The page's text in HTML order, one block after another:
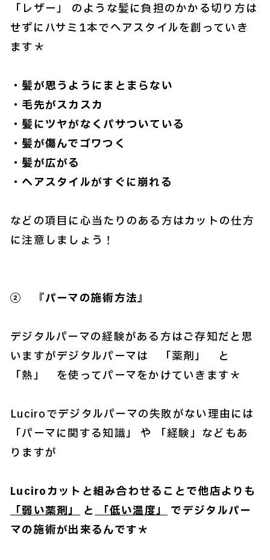
「レザー」 のような髪に負担のかかる切り方は
せずにハサミ1本でヘアスタイルを創っていき
ます＊
・髪が思うようにまとまらない
・毛先がスカスカ
・髪にツヤがなくパサついている
・髪が傷んでゴワつく
・髪が広がる
・ヘアスタイルがすぐに崩れる
などの項目に心当たりのある方はカットの仕方
に注意しましょう！
② 『パーマの施術方法』
デジタルパーマの経験がある方はご存知だと思
いますがデジタルパーマは 「薬剤」 と
「熱」 を使ってパーマをかけていきます＊
Luciroでデジタルパーマの失敗がない理由には
「パーマに関する知識」 や 「経験」などもあ
りますが
Luciroカットと組み合わせることで他店よりも
「弱い薬剤」と「低い温度」でデジタルパー
マの施術が出来るんです＊